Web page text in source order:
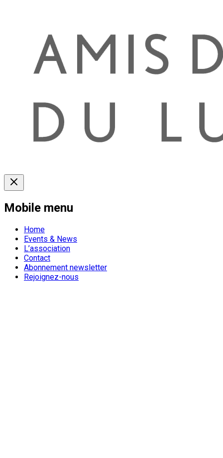
Mobile menu
Home
Events & News
L’association
Contact
Abonnement newsletter
Rejoignez-nous